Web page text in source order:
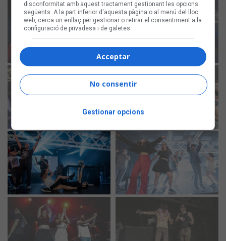
disconformitat amb aquest tractament gestionant les opcions
següents. A la part inferior d'aquesta pàgina o al menú del lloc
web, cerca un enllaç per gestionar o retirar el consentiment a la
configuració de privadesa i de galetes.
Acceptar
No consentir
Gestionar opcions